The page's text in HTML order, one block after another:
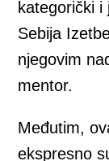
kategorički
Sebija
njegovim
mentor.
Međutim,
ekspresno